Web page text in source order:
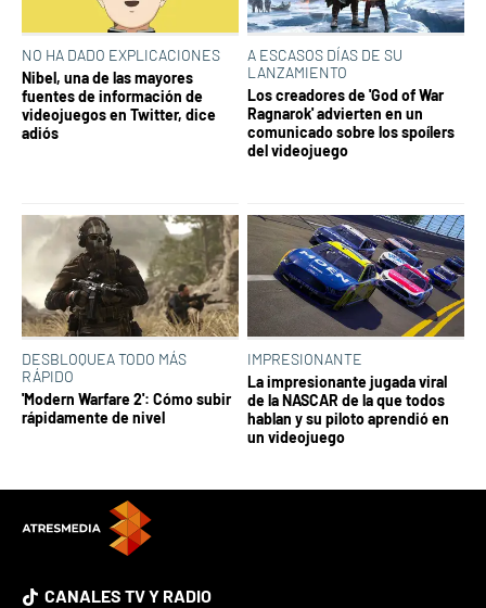
NO HA DADO EXPLICACIONES
Nibel, una de las mayores
fuentes de información de
videojuegos en Twitter, dice
adiós
A ESCASOS DÍAS DE SU
LANZAMIENTO
Los creadores de 'God of War
Ragnarok' advierten en un
comunicado sobre los spoílers
del videojuego
DESBLOQUEA TODO MÁS
RÁPIDO
'Modern Warfare 2': Cómo subir
rápidamente de nivel
IMPRESIONANTE
La impresionante jugada viral
de la NASCAR de la que todos
hablan y su piloto aprendió en
un videojuego
CANALES TV Y RADIO